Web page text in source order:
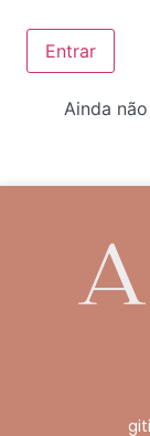
Entrar
Ainda